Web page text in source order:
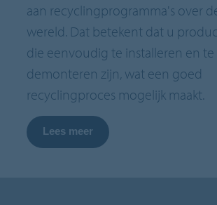
aan recyclingprogramma's over
wereld. Dat betekent dat u
die eenvoudig te installeren en te
demonteren zijn, wat een goed
recyclingproces mogelijk maakt.
Lees meer